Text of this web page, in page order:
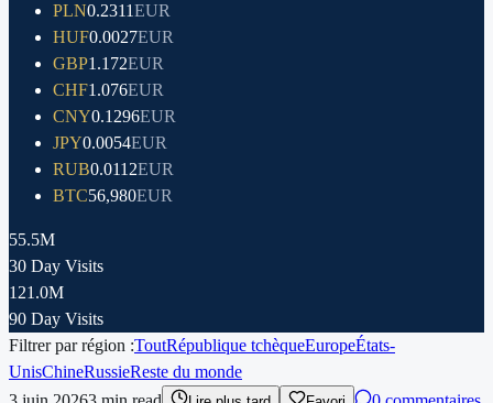
PLN0.2311EUR
HUF0.0027EUR
GBP1.172EUR
CHF1.076EUR
CNY0.1296EUR
JPY0.0054EUR
RUB0.0112EUR
BTC56,980EUR
55.5M
30 Day Visits
121.0M
90 Day Visits
Filtrer par région :ToutRépublique tchèqueEuropeÉtats-
UnisChineRussieReste du monde